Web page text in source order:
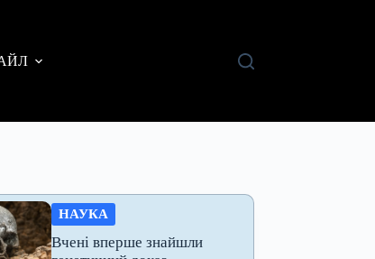
НАУКА
Вчені вперше знайшли